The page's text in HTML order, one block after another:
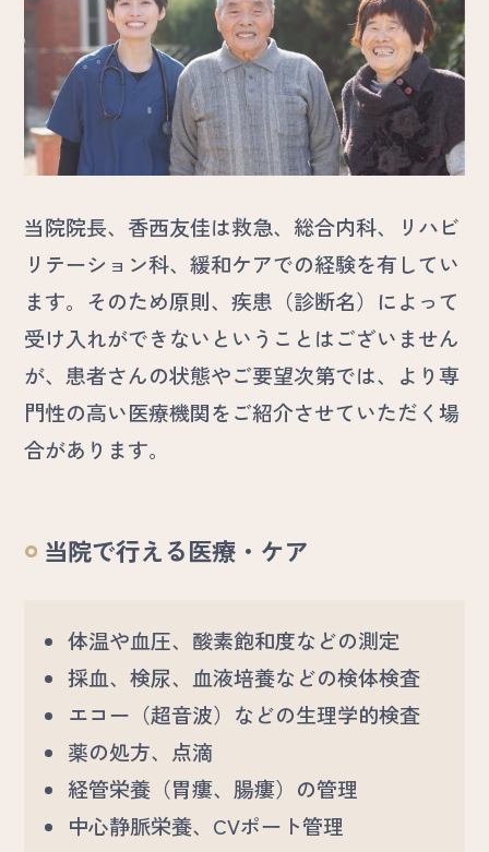
当院院長、香西友佳は救急、総合内科、リハビ
リテーション科、緩和ケアでの経験を有してい
ます。そのため原則、疾患（診断名）によって
受け入れができないということはございません
が、患者さんの状態やご要望次第では、より専
門性の高い医療機関をご紹介させていただく場
合があります。
当院で行える医療・ケア
体温や血圧、酸素飽和度などの測定
採血、検尿、血液培養などの検体検査
エコー（超音波）などの生理学的検査
薬の処方、点滴
経管栄養（胃瘻、腸瘻）の管理
中心静脈栄養、CVポート管理